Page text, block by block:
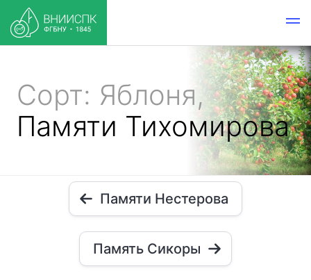
Сорт: Яблоня,
Памяти Тихомирова
Памяти Нестерова
Память Сикоры